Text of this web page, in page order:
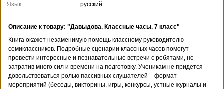
Язык
русский
Описание к товару: "Давыдова. Классные часы. 7 класс"
Книга окажет незаменимую помощь классному руководителю
семиклассников. Подробные сценарии классных часов помогут
провести интересные и познавательные встречи с ребятами, не
затратив много сил и времени на подготовку. Ученикам не придется
довольствоваться ролью пассивных слушателей – формат
мероприятий (беседы, викторины, игры, конкурсы, устные журналы и